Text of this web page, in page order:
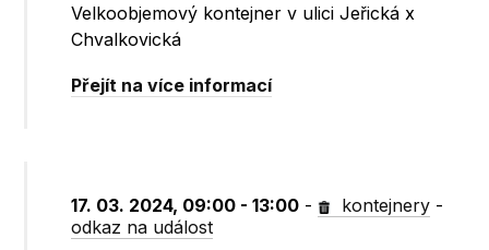
Velkoobjemový kontejner v ulici Jeřická x
Chvalkovická
Přejít na více informací
17. 03. 2024, 09:00 - 13:00 - kontejnery -
odkaz na událost